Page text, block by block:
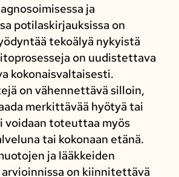
ja
potilaskirjauksissa on
tekoälyä nykyistä
on uudistettava
kokonaisvaltaisesti.
on vähennettävä silloin,
merkittävää hyötyä tai
voidaan toteuttaa myös
tai kokonaan etänä.
ja lääkkeiden
on kiinnitettävä